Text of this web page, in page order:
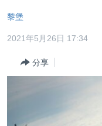
内
容
到
最新国际新闻
分类新闻
人权·法律·宗教
黎堡
2021年5月26日 17:34
分享